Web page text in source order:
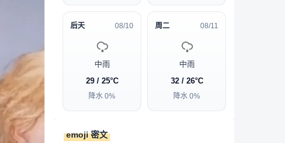
后天 08/10
中雨
29 / 25°C
降水 0%
周二 08/11
中雨
32 / 26°C
降水 0%
emoji 密文